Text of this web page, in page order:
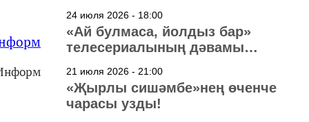
24 июля 2026 - 18:00
«Ай булмаса, йолдыз бар»
телесериалының дәвамы
21 июля 2026 - 21:00
«Җырлы сишәмбе»нең өченче
чарасы узды!